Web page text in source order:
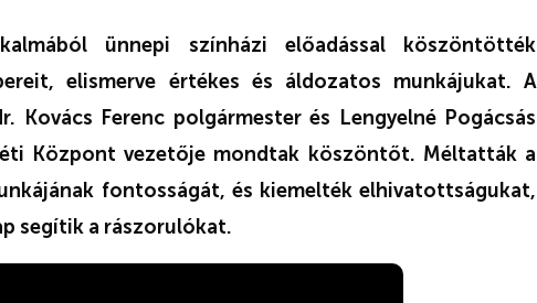
ünnepi színházi előadással köszöntötték
elismerve értékes és áldozatos munkájukat. A
Kovács Ferenc polgármester és Lengyelné Pogácsás
Központ vezetője mondtak köszöntőt. Méltatták a
fontosságát, és kiemelték elhivatottságukat,
segítik a rászorulókat.